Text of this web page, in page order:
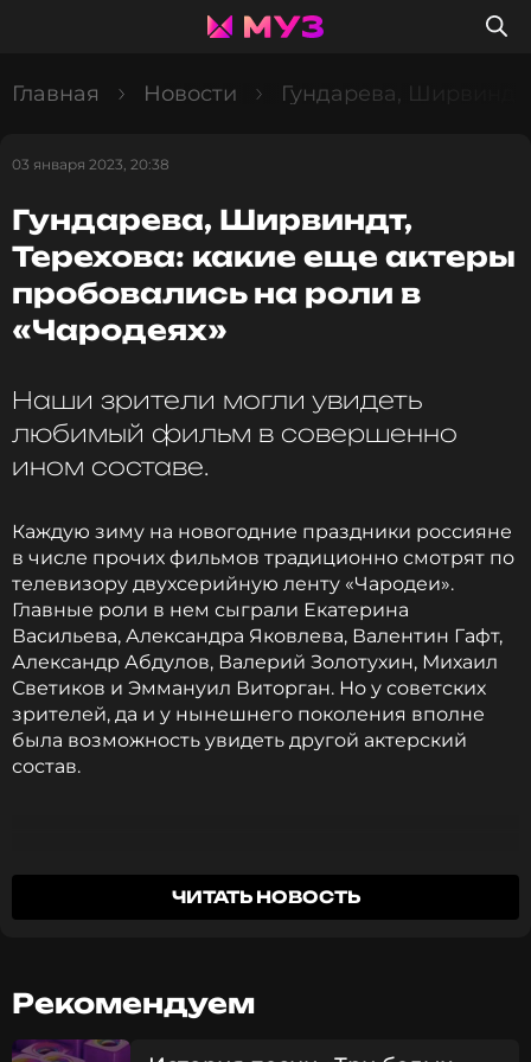
Главная Новости Гундарева,
03 января 2023, 20:38
Гундарева, Ширвиндт,
Терехова: какие еще актеры
пробовались на роли в
«Чародеях»
Наши зрители могли увидеть
любимый фильм в совершенно
ином составе.
Каждую зиму на новогодние праздники россияне
в числе прочих фильмов традиционно смотрят по
телевизору двухсерийную ленту «Чародеи».
Главные роли в нем сыграли Екатерина
Васильева, Александра Яковлева, Валентин Гафт,
Александр Абдулов, Валерий Золотухин, Михаил
Светиков и Эммануил Виторган. Но у советских
зрителей, да и у нынешнего поколения вполне
была возможность увидеть другой актерский
состав.
Директор НУИНУ Кира
На эту роль были предложены, кроме Екатерины
Васильевой, звездные актрисы Наталья Гундарева,
Алиса Фрейндлих и Маргарита Терехова. Но у
ЧИТАТЬ НОВОСТЬ
Рекомендуем